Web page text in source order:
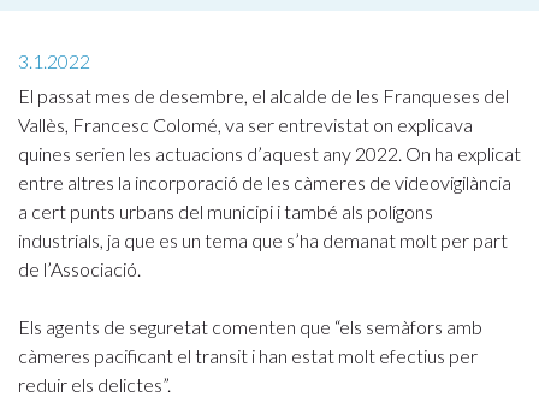
3.1.2022
El passat mes de desembre, el alcalde de les Franqueses del
Vallès, Francesc Colomé, va ser entrevistat on explicava
quines serien les actuacions d’aquest any 2022. On ha explicat
entre altres la incorporació de les càmeres de videovigilància
a cert punts urbans del municipi i també als polígons
industrials, ja que es un tema que s’ha demanat molt per part
de l’Associació.
Els agents de seguretat comenten que “els semàfors amb
càmeres pacificant el transit i han estat molt efectius per
reduir els delictes”.